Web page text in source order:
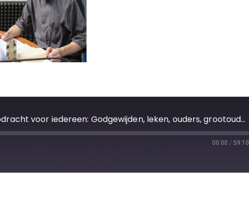
De roepingenpastoraal is een opdracht voor iedereen: Godgewijden, leken, ouders, grootouders, jongeren...
00:00 / 59:10